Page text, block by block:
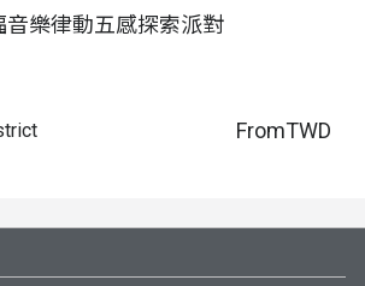
音樂律動五感探索派對
FromTWD